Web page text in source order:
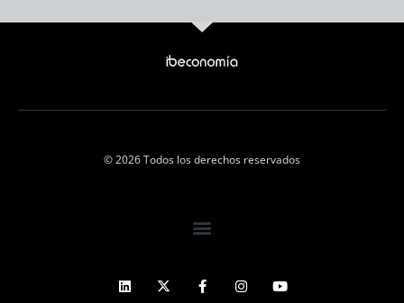
© 2026 Todos los derechos reservados